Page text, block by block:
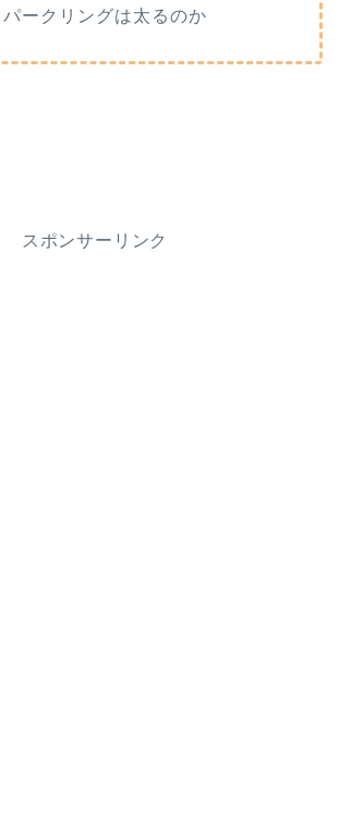
ークリングは太るのか
スポンサーリンク